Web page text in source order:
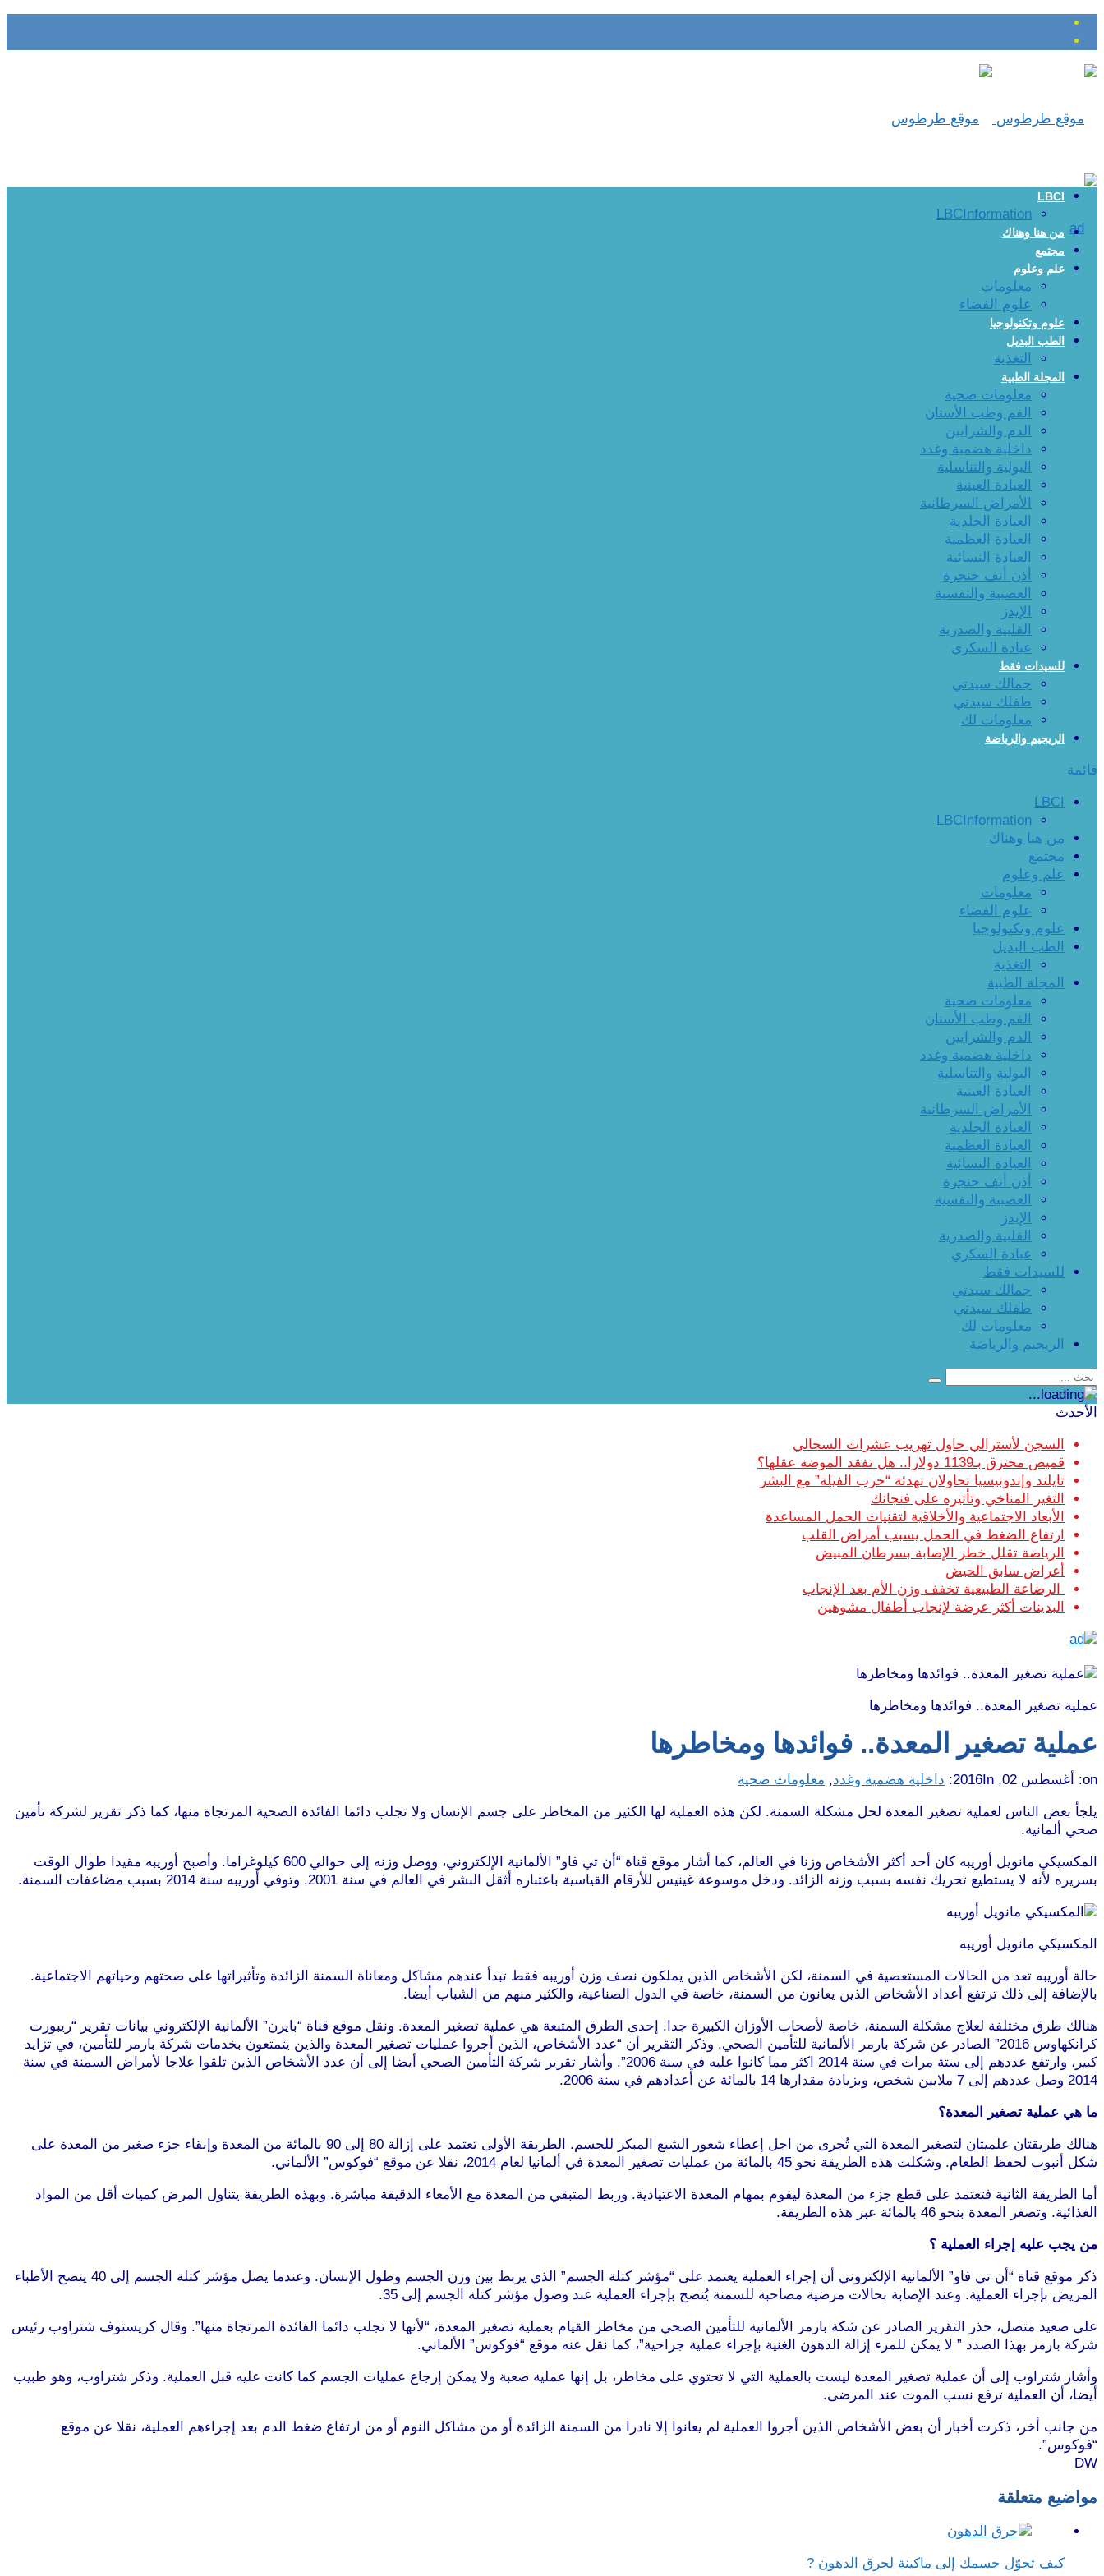
LBCI
LBCInformation
من هنا وهناك
مجتمع
علم وعلوم
معلومات
علوم الفضاء
علوم وتكنولوجيا
الطب البديل
التغذية
المجلة الطبية
معلومات صحية
الفم وطب الأسنان
الدم والشرايين
داخلية هضمية وغدد
البولية والتناسلية
العيادة العينية
الأمراض السرطانية
العيادة الجلدية
العيادة العظمية
العيادة النسائية
أذن أنف حنجرة
العصبية والنفسية
الإيدز
القلبية والصدرية
عيادة السكري
للسيدات فقط
جمالك سيدتي
طفلك سيدتي
معلومات لك
الريجيم والرياضة
قائمة
LBCI
LBCInformation
من هنا وهناك
مجتمع
علم وعلوم
معلومات
علوم الفضاء
علوم وتكنولوجيا
الطب البديل
التغذية
المجلة الطبية
معلومات صحية
الفم وطب الأسنان
الدم والشرايين
داخلية هضمية وغدد
البولية والتناسلية
العيادة العينية
الأمراض السرطانية
العيادة الجلدية
العيادة العظمية
العيادة النسائية
أذن أنف حنجرة
العصبية والنفسية
الإيدز
القلبية والصدرية
عيادة السكري
للسيدات فقط
جمالك سيدتي
طفلك سيدتي
معلومات لك
الريجيم والرياضة
الأحدث
السجن لأسترالي حاول تهريب عشرات السحالي
قميص محترق بـ1139 دولارا.. هل تفقد الموضة عقلها؟
تايلند وإندونيسيا تحاولان تهدئة “حرب الفيلة” مع البشر
التغير المناخي وتأثيره على فنجانك
الأبعاد الاجتماعية والأخلاقية لتقنيات الحمل المساعدة
ارتفاع الضغط في الحمل يسبب أمراض القلب
الرياضة تقلل خطر الإصابة بسرطان المبيض
أعراض سابق الحيض
الرضاعة الطبيعية تخفف وزن الأم بعد الإنجاب
البدينات أكثر عرضة لإنجاب أطفال مشوهين
عملية تصغير المعدة.. فوائدها ومخاطرها
عملية تصغير المعدة.. فوائدها ومخاطرها
on: أغسطس 02, 2016 In: داخلية هضمية وغدد, معلومات صحية
يلجأ بعض الناس لعملية تصغير المعدة لحل مشكلة السمنة. لكن هذه العملية لها الكثير من المخاطر على جسم الإنسان ولا تجلب دائما الفائدة الصحية المرتجاة منها، كما ذكر تقرير لشركة تأمين
صحي ألمانية.
المكسيكي مانويل أوريبه كان أحد أكثر الأشخاص وزنا في العالم، كما أشار موقع قناة “أن تي فاو” الألمانية الإلكتروني، ووصل وزنه إلى حوالي 600 كيلوغراما. وأصبح أوريبه مقيدا طوال الوقت
بسريره لأنه لا يستطيع تحريك نفسه بسبب وزنه الزائد. ودخل موسوعة غينيس للأرقام القياسية باعتباره أثقل البشر في العالم في سنة 2001. وتوفي أوريبه سنة 2014 بسبب مضاعفات السمنة.
المكسيكي مانويل أوريبه
حالة أوريبه تعد من الحالات المستعصية في السمنة، لكن الأشخاص الذين يملكون نصف وزن أوريبه فقط تبدأ عندهم مشاكل ومعاناة السمنة الزائدة وتأثيراتها على صحتهم وحياتهم الاجتماعية.
بالإضافة إلى ذلك ترتفع أعداد الأشخاص الذين يعانون من السمنة، خاصة في الدول الصناعية، والكثير منهم من الشباب أيضا.
هنالك طرق مختلفة لعلاج مشكلة السمنة، خاصة لأصحاب الأوزان الكبيرة جدا. إحدى الطرق المتبعة هي عملية تصغير المعدة. ونقل موقع قناة “بايرن” الألمانية الإلكتروني بيانات تقرير “ريبورت
كرانكهاوس 2016” الصادر عن شركة بارمر الألمانية للتأمين الصحي. وذكر التقرير أن “عدد الأشخاص، الذين أجروا عمليات تصغير المعدة والذين يتمتعون بخدمات شركة بارمر للتأمين، في تزايد
كبير، وارتفع عددهم إلى ستة مرات في سنة 2014 اكثر مما كانوا عليه في سنة 2006”. وأشار تقرير شركة التأمين الصحي أيضا إلى أن عدد الأشخاص الذين تلقوا علاجا لأمراض السمنة في سنة
2014 وصل عددهم إلى 7 ملايين شخص، وبزيادة مقدارها 14 بالمائة عن أعدادهم في سنة 2006.
ما هي عملية تصغير المعدة؟
هنالك طريقتان علميتان لتصغير المعدة التي تُجرى من اجل إعطاء شعور الشبع المبكر للجسم. الطريقة الأولى تعتمد على إزالة 80 إلى 90 بالمائة من المعدة وإبقاء جزء صغير من المعدة على
شكل أنبوب لحفظ الطعام. وشكلت هذه الطريقة نحو 45 بالمائة من عمليات تصغير المعدة في ألمانيا لعام 2014، نقلا عن موقع “فوكوس” الألماني.
أما الطريقة الثانية فتعتمد على قطع جزء من المعدة ليقوم بمهام المعدة الاعتيادية. وربط المتبقي من المعدة مع الأمعاء الدقيقة مباشرة. وبهذه الطريقة يتناول المرض كميات أقل من المواد
الغذائية. وتصغر المعدة بنحو 46 بالمائة عبر هذه الطريقة.
من يجب عليه إجراء العملية ؟
ذكر موقع قناة “أن تي فاو” الألمانية الإلكتروني أن إجراء العملية يعتمد على “مؤشر كتلة الجسم” الذي يربط بين وزن الجسم وطول الإنسان. وعندما يصل مؤشر كتلة الجسم إلى 40 ينصح الأطباء
المريض بإجراء العملية. وعند الإصابة بحالات مرضية مصاحبة للسمنة يُنصح بإجراء العملية عند وصول مؤشر كتلة الجسم إلى 35.
على صعيد متصل، حذر التقرير الصادر عن شكة بارمر الألمانية للتأمين الصحي من مخاطر القيام بعملية تصغير المعدة، “لأنها لا تجلب دائما الفائدة المرتجاة منها”. وقال كريستوف شتراوب رئيس
شركة بارمر بهذا الصدد ” لا يمكن للمرء إزالة الدهون الغنية بإجراء عملية جراحية”، كما نقل عنه موقع “فوكوس” الألماني.
وأشار شتراوب إلى أن عملية تصغير المعدة ليست بالعملية التي لا تحتوي على مخاطر، بل إنها عملية صعبة ولا يمكن إرجاع عمليات الجسم كما كانت عليه قبل العملية. وذكر شتراوب، وهو طبيب
أيضا، أن العملية ترفع نسب الموت عند المرضى.
من جانب أخر، ذكرت أخبار أن بعض الأشخاص الذين أجروا العملية لم يعانوا إلا نادرا من السمنة الزائدة أو من مشاكل النوم أو من ارتفاع ضغط الدم بعد إجراءهم العملية، نقلا عن موقع
“فوكوس”.
DW
مواضيع متعلقة
كيف تحوّل جسمك إلى ماكينة لحرق الدهون ?